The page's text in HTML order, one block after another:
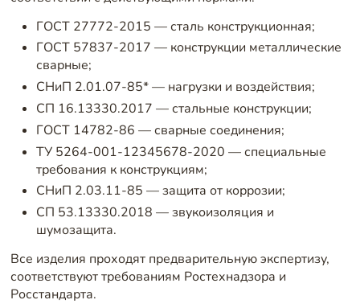
ГОСТ 27772-2015 — сталь конструкционная;
ГОСТ 57837-2017 — конструкции металлические
сварные;
СНиП 2.01.07-85* — нагрузки и воздействия;
СП 16.13330.2017 — стальные конструкции;
ГОСТ 14782-86 — сварные соединения;
ТУ 5264-001-12345678-2020 — специальные
требования к конструкциям;
СНиП 2.03.11-85 — защита от коррозии;
СП 53.13330.2018 — звукоизоляция и
шумозащита.
Все изделия проходят предварительную экспертизу,
соответствуют требованиям Ростехнадзора и
Росстандарта.